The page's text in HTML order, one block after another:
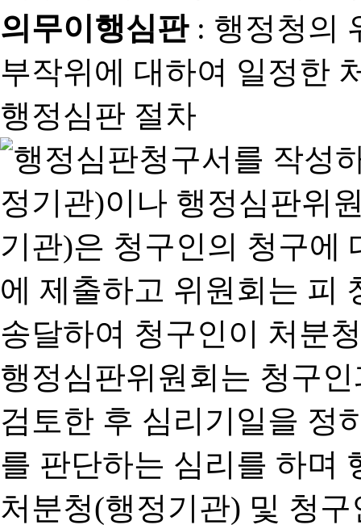
의무이행심판: 행정청의
부작위에 대하여 일정한
행정심판 절차